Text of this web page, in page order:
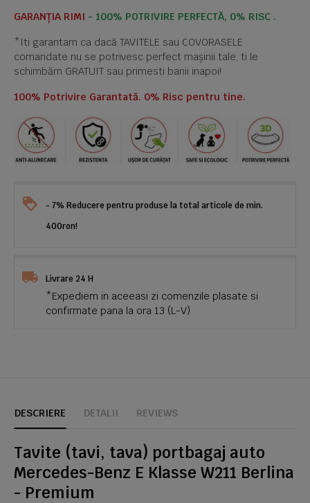
GARANȚIA RIMI - 100% POTRIVIRE PERFECTĂ, 0% RISC .
*Iti garantam ca dacă TAVITELE sau COVORASELE
comandate nu se potrivesc perfect mașinii tale, ti le
schimbăm GRATUIT sau primesti banii inapoi!
100% Potrivire Garantată. 0% Risc pentru tine.
- 7% Reducere pentru produse la total articole de min.
400ron!
Livrare 24 H
*Expediem in aceeasi zi comenzile plasate si
confirmate pana la ora 13 (L-V)
DESCRIERE DETALII REVIEWS
Tavite (tavi, tava) portbagaj auto
Mercedes-Benz E Klasse W211 Berlina
- Premium